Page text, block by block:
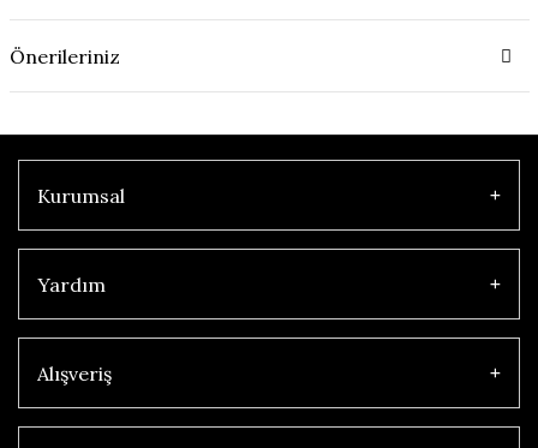
Önerileriniz
Kurumsal
Yardım
Alışveriş